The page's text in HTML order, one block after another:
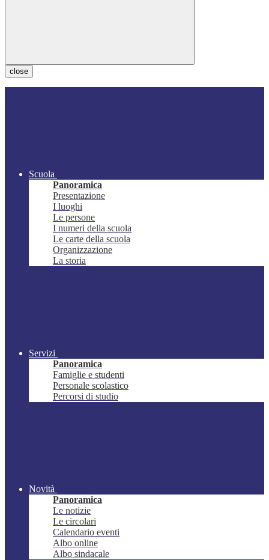
close
Scuola
Panoramica
Presentazione
I luoghi
Le persone
I numeri della scuola
Le carte della scuola
Organizzazione
La storia
Servizi
Panoramica
Famiglie e studenti
Personale scolastico
Percorsi di studio
Novità
Panoramica
Le notizie
Le circolari
Calendario eventi
Albo online
Albo sindacale